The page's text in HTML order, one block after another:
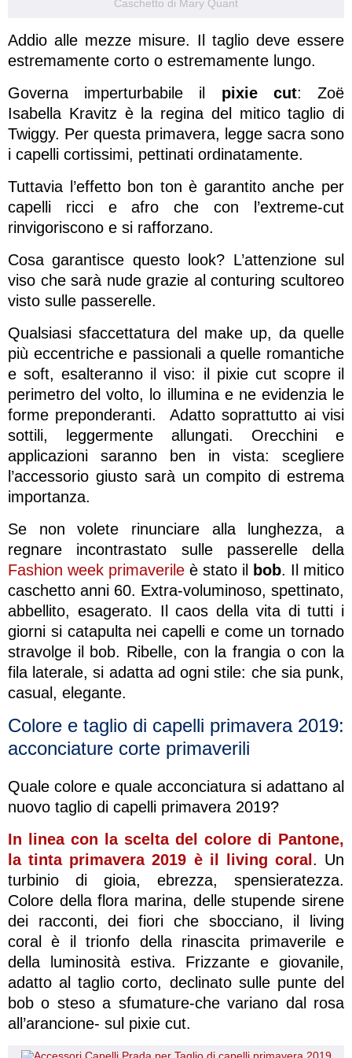
Caschetto di Mary Quant
Addio alle mezze misure. Il taglio deve essere
estremamente corto o estremamente lungo.
Governa imperturbabile il pixie cut: Zoë
Isabella Kravitz è la regina del mitico taglio di
Twiggy. Per questa primavera, legge sacra sono
i capelli cortissimi, pettinati ordinatamente.
Tuttavia l’effetto bon ton è garantito anche per
capelli ricci e afro che con l’extreme-cut
rinvigoriscono e si rafforzano.
Cosa garantisce questo look? L’attenzione sul
viso che sarà nude grazie al conturing scultoreo
visto sulle passerelle.
Qualsiasi sfaccettatura del make up, da quelle
più eccentriche e passionali a quelle romantiche
e soft, esalteranno il viso: il pixie cut scopre il
perimetro del volto, lo illumina e ne evidenzia le
forme preponderanti. Adatto soprattutto ai visi
sottili, leggermente allungati. Orecchini e
applicazioni saranno ben in vista: scegliere
l’accessorio giusto sarà un compito di estrema
importanza.
Se non volete rinunciare alla lunghezza, a
regnare incontrastato sulle passerelle della
Fashion week primaverile è stato il bob. Il mitico
caschetto anni 60. Extra-voluminoso, spettinato,
abbellito, esagerato. Il caos della vita di tutti i
giorni si catapulta nei capelli e come un tornado
stravolge il bob. Ribelle, con la frangia o con la
fila laterale, si adatta ad ogni stile: che sia punk,
casual, elegante.
Colore e taglio di capelli primavera 2019:
acconciature corte primaverili
Quale colore e quale acconciatura si adattano al
nuovo taglio di capelli primavera 2019?
In linea con la scelta del colore di Pantone,
la tinta primavera 2019 è il living coral . Un
turbinio di gioia, ebrezza, spensieratezza.
Colore della flora marina, delle stupende sirene
dei racconti, dei fiori che sbocciano, il living
coral è il trionfo della rinascita primaverile e
della luminosità estiva. Frizzante e giovanile,
adatto al taglio corto, declinato sulle punte del
bob o steso a sfumature-che variano dal rosa
all’arancione- sul pixie cut.